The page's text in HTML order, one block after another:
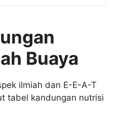
Buaya
ilmiah dan E-E-A-T
tabel kandungan nutrisi